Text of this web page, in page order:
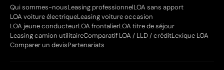
Qui sommes-nousLeasing professionnelLOA sans apport
LOA voiture électriqueLeasing voiture occasion
LOA jeune conducteurLOA frontalierLOA titre de séjour
Leasing camion utilitaireComparatif LOA / LLD / créditLexique LOA
Comparer un devisPartenariats